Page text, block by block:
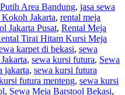
Area Bandung, jasa sewa
Jakarta, rental meja
Jakarta Pusat, Rental Meja
Tirai Hitam Kursi Meja
karpet di bekasi, sewa
, sewa kursi futura, Sewa
jakarta, sewa kursi futura
futura menteng, sewa kursi
, Sewa Meja Barstool Bekasi,